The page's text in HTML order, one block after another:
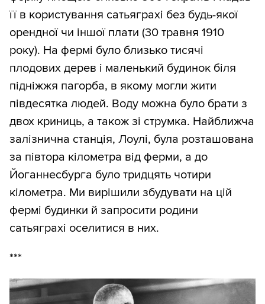
її в користування сатьяграхі без будь-якої
орендної чи іншої плати (30 травня 1910
року). На фермі було близько тисячі
плодових дерев і маленький будинок біля
підніжжя пагорба, в якому могли жити
півдесятка людей. Воду можна було брати з
двох криниць, а також зі струмка. Найближча
залізнична станція, Лоулі, була розташована
за півтора кілометра від ферми, а до
Йоганнесбурга було тридцять чотири
кілометра. Ми вирішили збудувати на цій
фермі будинки й запросити родини
сатьяграхі оселитися в них.
***